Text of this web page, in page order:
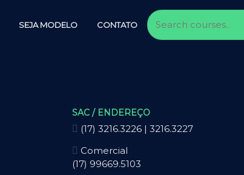
SEJA MODELO CONTATO
SAC / ENDEREÇO
(17) 3216.3226 | 3216.3227
Comercial
(17) 99669.5103